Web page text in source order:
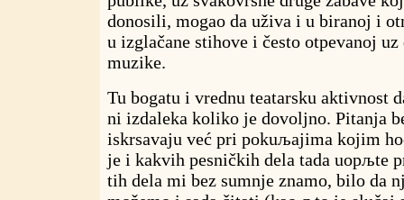
donosili, mogao da uživa i u biranoj i
u izglačane stihove i često otpevanoj
muzike.
Tu bogatu i vrednu teatarsku aktivnost
ni izdaleka koliko je dovoljno. Pitanja
iskrsavaju već pri pokuљajima kojim
je i kakvih pesničkih dela tada uopљte
tih dela mi bez sumnje znamo, bilo da